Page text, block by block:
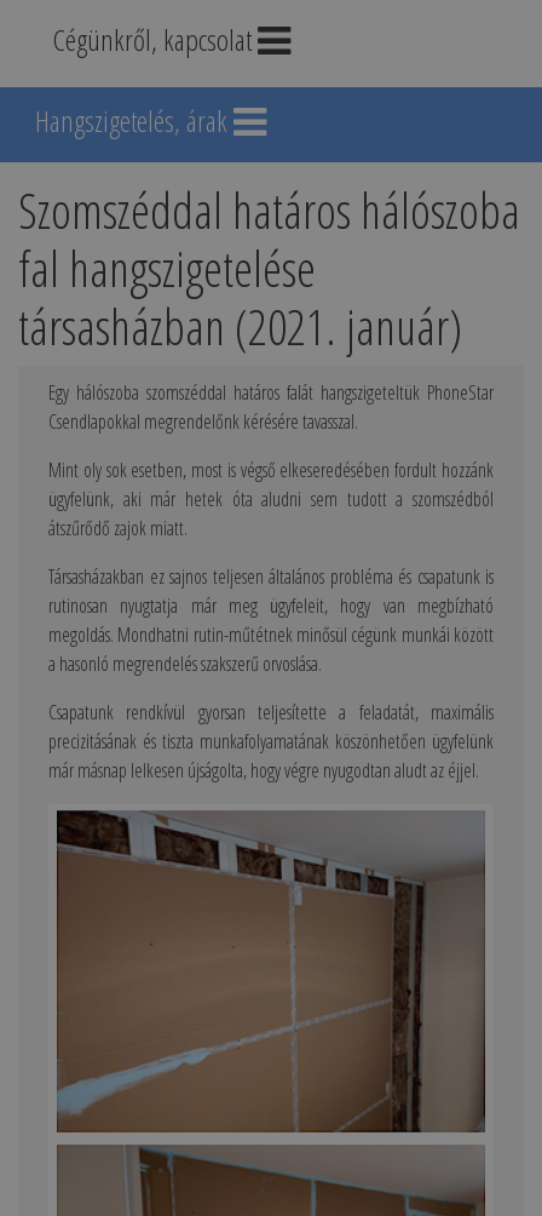
Cégünkről, kapcsolat
Hangszigetelés, árak
Szomszéddal határos hálószoba
fal hangszigetelése
társasházban (2021. január)
Egy hálószoba szomszéddal határos falát hangszigeteltük PhoneStar
Csendlapokkal megrendelőnk kérésére tavasszal.
Mint oly sok esetben, most is végső elkeseredésében fordult hozzánk
ügyfelünk, aki már hetek óta aludni sem tudott a szomszédból
átszűrődő zajok miatt.
Társasházakban ez sajnos teljesen általános probléma és csapatunk is
rutinosan nyugtatja már meg ügyfeleit, hogy van megbízható
megoldás. Mondhatni rutin-műtétnek minősül cégünk munkái között
a hasonló megrendelés szakszerű orvoslása.
Csapatunk rendkívül gyorsan teljesítette a feladatát, maximális
precizitásának és tiszta munkafolyamatának köszönhetően ügyfelünk
már másnap lelkesen újságolta, hogy végre nyugodtan aludt az éjjel.